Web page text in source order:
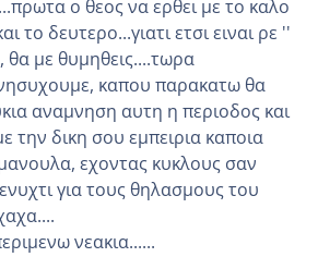
ο θεος να ερθει με το καλο
το δευτερο...γιατι ετσι ειναι ρε ''
με θυμηθεις....τωρα
καπου παρακατω θα
αναμνηση αυτη η περιοδος και
την δικη σου εμπειρια καποια
εχοντας κυκλους σαν
για τους θηλασμους του
νεακια......